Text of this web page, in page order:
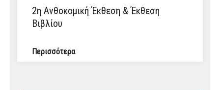
2η Ανθοκομική Έκθεση & Έκθεση
Βιβλίου
Περισσότερα